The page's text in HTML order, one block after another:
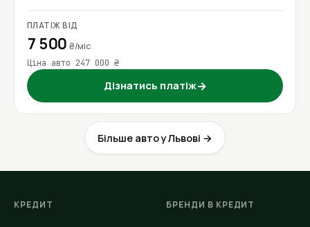
ПЛАТІЖ ВІД
7 500₴/міс
Ціна авто 247 000 ₴
Дізнатись платіж→
Більше авто у Львові →
КРЕДИТ БРЕНДИ В КРЕДИТ